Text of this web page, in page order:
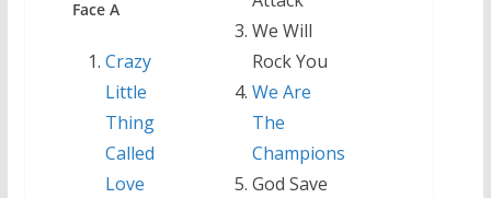
Face A
Crazy
Little
Thing
Called
Love
We Will
Rock You
We Are
The
Champions
God Save